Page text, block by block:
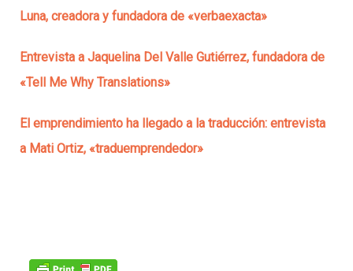
Luna, creadora y fundadora de «verbaexacta»
Entrevista a Jaquelina Del Valle Gutiérrez, fundadora de
«Tell Me Why Translations»
El emprendimiento ha llegado a la traducción: entrevista
a Mati Ortiz, «traduemprendedor»